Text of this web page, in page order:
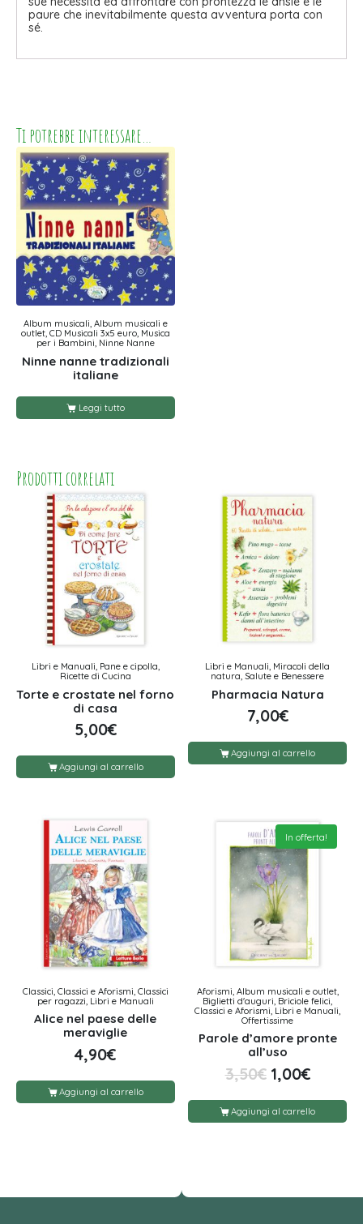
paure che inevitabilmente questa avventura porta con
sé.
Ti potrebbe interessare…
Album musicali, Album musicali e
outlet, CD Musicali 3x5 euro, Musica
per i Bambini, Ninne Nanne
Ninne nanne tradizionali
italiane
Leggi tutto
Prodotti correlati
Libri e Manuali, Pane e cipolla,
Ricette di Cucina
Torte e crostate nel forno
di casa
5,00€
Aggiungi al carrello
Libri e Manuali, Miracoli della
natura, Salute e Benessere
Pharmacia Natura
7,00€
Aggiungi al carrello
Classici, Classici e Aforismi, Classici
per ragazzi, Libri e Manuali
Alice nel paese delle
meraviglie
4,90€
Aggiungi al carrello
In offerta!
Aforismi, Album musicali e outlet,
Biglietti d'auguri, Briciole felici,
Classici e Aforismi, Libri e Manuali,
Offertissime
Parole d’amore pronte
all’uso
3,50€ 1,00€
Aggiungi al carrello